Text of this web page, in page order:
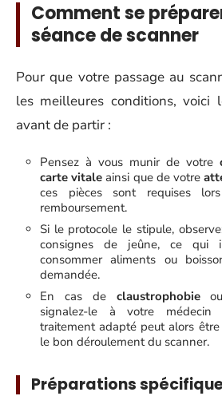
Comment se
séance de scanner
Pour que votre passage au
les meilleures conditions, voici
avant de partir :
Pensez à vous munir de votre
carte vitale ainsi que de votre
ces pièces sont requises
remboursement.
Si le protocole le stipule,
consignes de jeûne, ce qui
consommer aliments ou
demandée.
En cas de claustrophobieou
signalez-le à votre médecin
traitement adapté peut alors
le bon déroulement du scanner.
Préparations